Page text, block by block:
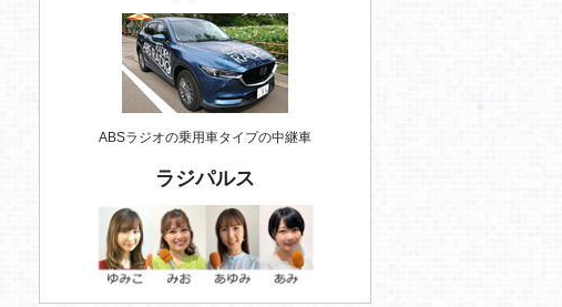
ABSラジオの乗用車タイプの中継車
ラジパルス